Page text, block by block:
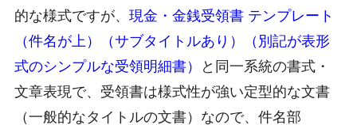
的な様式ですが、 現金・金銭受領書 テンプレート
（件名が上）（サブタイトルあり）（別記が表形
式のシンプルな受領明細書）
と同一系統の書式・
文章表現で、受領書は様式性が強い定型的な文書
（一般的なタイトルの文書）なので、件名部